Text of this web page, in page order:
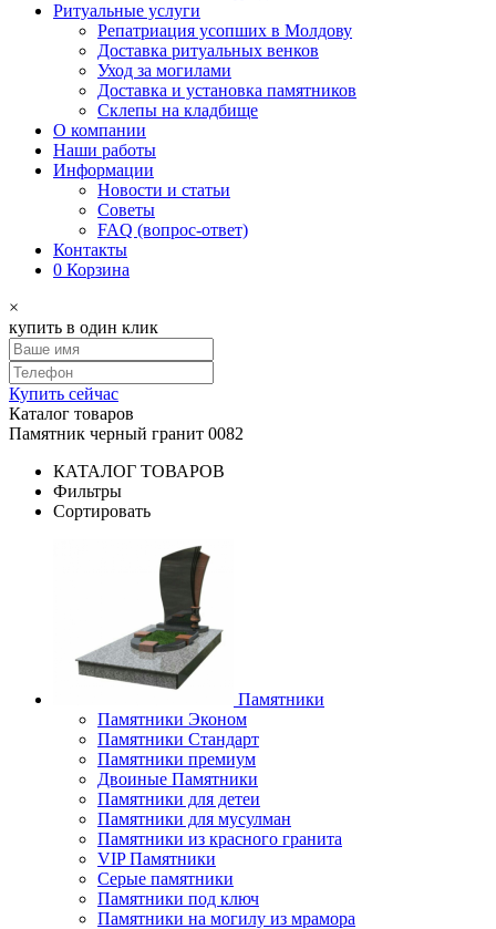
Ритуальные услуги
Репатриация усопших в Молдову
Доставка ритуальных венков
Уход за могилами
Доставка и установка памятников
Склепы на кладбище
О компании
Наши работы
Информации
Новости и статьи
Советы
FAQ (вопрос-ответ)
Контакты
0 Корзина
×
купить в один клик
Купить сейчас
Каталог товаров
Памятник черный гранит 0082
КАТАЛОГ ТОВАРОВ
Фильтры
Сортировать
Памятники
Памятники Эконом
Памятники Стандарт
Памятники премиум
Двоиные Памятники
Памятники для детеи
Памятники для мусулман
Памятники из красного гранита
VIP Памятники
Серые памятники
Памятники под ключ
Памятники на могилу из мрамора